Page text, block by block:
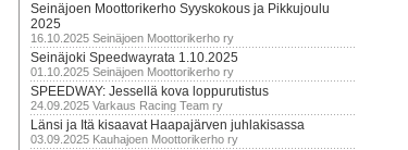
Seinäjoen Moottorikerho Syyskokous ja Pikkujoulu
2025
16.10.2025 Seinäjoen Moottorikerho ry
Seinäjoki Speedwayrata 1.10.2025
01.10.2025 Seinäjoen Moottorikerho ry
SPEEDWAY: Jessellä kova loppurutistus
24.09.2025 Varkaus Racing Team ry
Länsi ja Itä kisaavat Haapajärven juhlakisassa
03.09.2025 Kauhajoen Moottorikerho ry